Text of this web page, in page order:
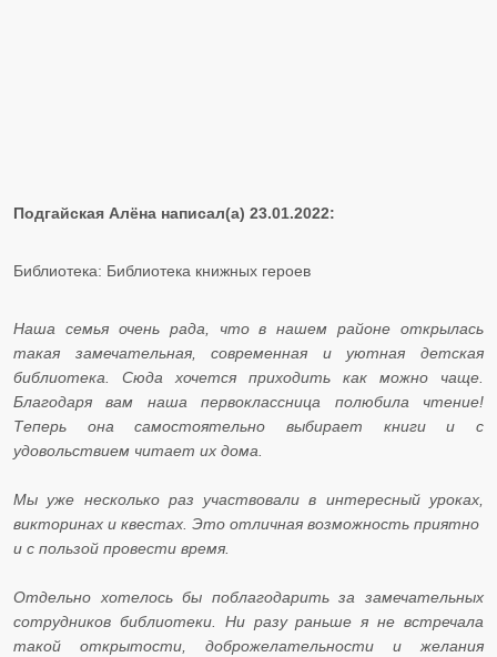
Подгайская Алёна написал(а) 23.01.2022:
Библиотека: Библиотека книжных героев
Наша семья очень рада, что в нашем районе открылась
такая замечательная, современная и уютная детская
библиотека. Сюда хочется приходить как можно чаще.
Благодаря вам наша первоклассница полюбила чтение!
Теперь она самостоятельно выбирает книги и с
удовольствием читает их дома.
Мы уже несколько раз участвовали в интересный уроках,
викторинах и квестах. Это отличная возможность приятно
и с пользой провести время.
Отдельно хотелось бы поблагодарить за замечательных
сотрудников библиотеки. Ни разу раньше я не встречала
такой открытости, доброжелательности и желания